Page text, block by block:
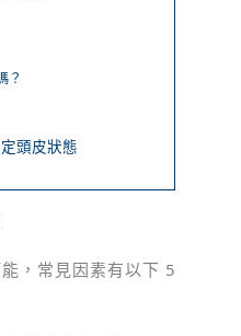
？
頭皮狀態
，常見因素有以下 5